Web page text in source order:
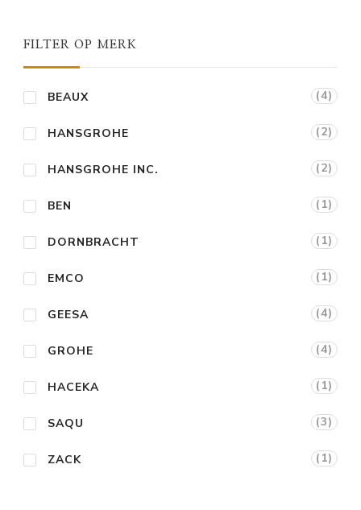
FILTER OP MERK
BEAUX (4)
HANSGROHE (2)
HANSGROHE INC. (2)
BEN (1)
DORNBRACHT (1)
EMCO (1)
GEESA (4)
GROHE (4)
HACEKA (1)
SAQU (3)
ZACK (1)